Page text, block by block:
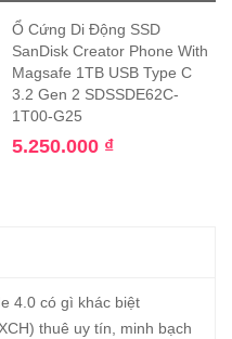
Ổ Cứng Di Động SSD
SanDisk Creator Phone With
Magsafe 1TB USB Type C
3.2 Gen 2 SDSSDE62C-
1T00-G25
5.250.000 ₫
4.0 có gì khác biệt
thuê uy tín, minh bạch